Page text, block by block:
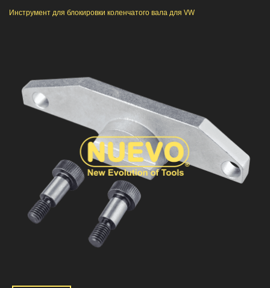
Инструмент для блокировки коленчатого вала для VW